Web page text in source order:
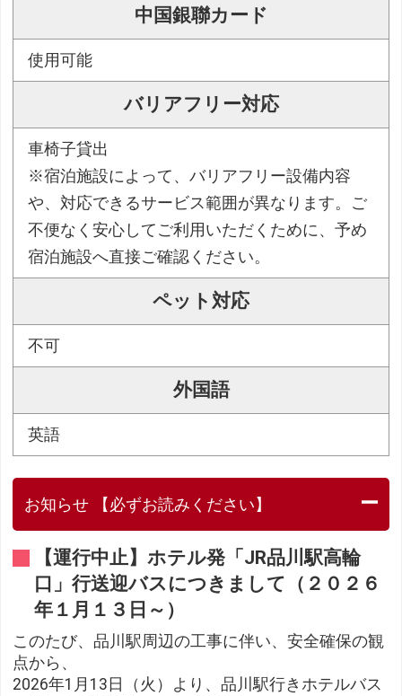
中国銀聯カード
使用可能
バリアフリー対応
車椅子貸出
※宿泊施設によって、バリアフリー設備内容
や、対応できるサービス範囲が異なります。ご
不便なく安心してご利用いただくために、予め
宿泊施設へ直接ご確認ください。
ペット対応
不可
外国語
英語
お知らせ 【必ずお読みください】
【運行中止】ホテル発「JR品川駅高輪
口」行送迎バスにつきまして（２０２６
年１月１３日～）
このたび、品川駅周辺の工事に伴い、安全確保の観
点から、
2026年1月13日（火）より、品川駅行きホテルバス